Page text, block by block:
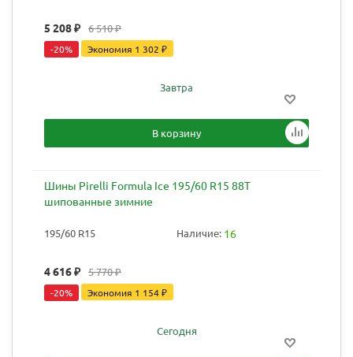
5 208₽ 6 510₽
-20% Экономия 1 302 ₽
Завтра
В корзину
Шины Pirelli Formula Ice 195/60 R15 88T
шипованные зимние
195/60 R15 Наличие: 16
4 616₽ 5 770₽
-20% Экономия 1 154₽
Сегодня